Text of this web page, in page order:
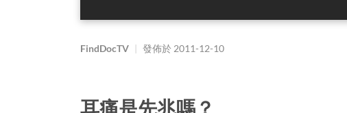
FindDocTV | 發佈於 2011-12-10
耳痛是先兆嗎？